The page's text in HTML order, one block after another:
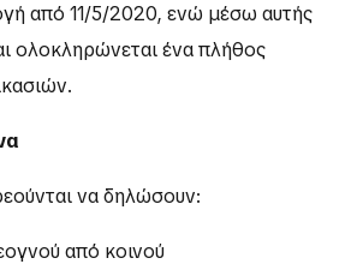
από 11/5/2020, ενώ μέσω αυτής
ολοκληρώνεται ένα πλήθος
να δηλώσουν:
από κοινού